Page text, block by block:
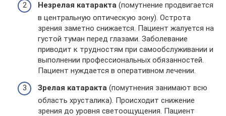
Незрелая катаракта (помутнение продвигается
в центральную оптическую зону). Острота
зрения заметно снижается. Пациент жалуется на
густой туман перед глазами. Заболевание
приводит к трудностям при самообслуживании и
выполнении профессиональных обязанностей.
Пациент нуждается в оперативном лечении.
Зрелая катаракта (помутнения занимают всю
область хрусталика). Происходит снижение
зрения до уровня светоощущения. Пациент